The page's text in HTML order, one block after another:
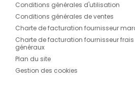
Conditions générales d'utilisation
Conditions générales de ventes
Charte de facturation fournisseur
Charte de facturation fournisseur frais
généraux
Plan du site
Gestion des cookies